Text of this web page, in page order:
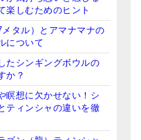
楽しむためのヒント
タル）とアマナマナの
について
たシンギングボウルの
か？
瞑想に欠かせない！シ
ティンシャの違いを徹